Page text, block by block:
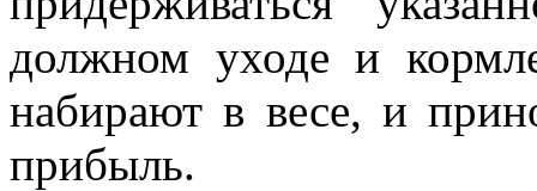
должном уходе и
набирают в весе, и
прибыль.